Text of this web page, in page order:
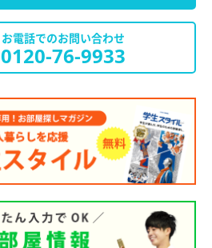
お電話でのお問い合わせ
0120-76-9933